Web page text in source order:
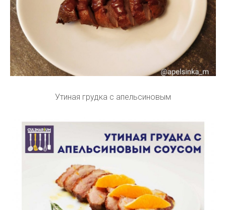
Утиная грудка с апельсиновым